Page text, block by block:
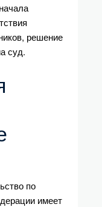
решение
суд.
по
имеет